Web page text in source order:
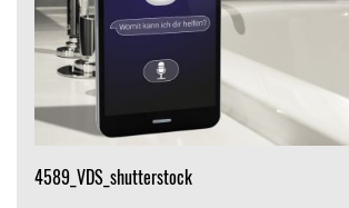
4589_VDS_shutterstock